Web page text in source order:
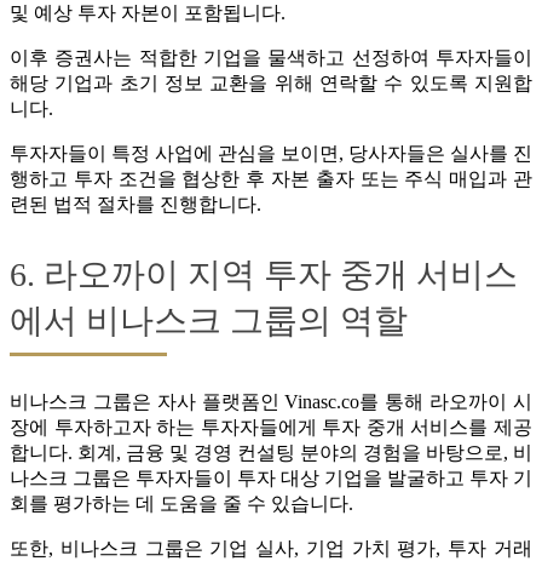
및 예상 투자 자본이 포함됩니다.
이후 증권사는 적합한 기업을 물색하고 선정하여 투자자들이
해당 기업과 초기 정보 교환을 위해 연락할 수 있도록 지원합
니다.
투자자들이 특정 사업에 관심을 보이면, 당사자들은 실사를 진
행하고 투자 조건을 협상한 후 자본 출자 또는 주식 매입과 관
련된 법적 절차를 진행합니다.
6. 라오까이 지역 투자 중개 서비스
에서 비나스크 그룹의 역할
비나스크 그룹은 자사 플랫폼인 Vinasc.co를 통해 라오까이 시
장에 투자하고자 하는 투자자들에게 투자 중개 서비스를 제공
합니다. 회계, 금융 및 경영 컨설팅 분야의 경험을 바탕으로, 비
나스크 그룹은 투자자들이 투자 대상 기업을 발굴하고 투자 기
회를 평가하는 데 도움을 줄 수 있습니다.
또한, 비나스크 그룹은 기업 실사, 기업 가치 평가, 투자 거래